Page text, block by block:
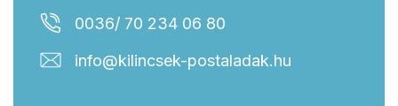
0036/ 70 234 06 80
info@kilincsek-postaladak.hu